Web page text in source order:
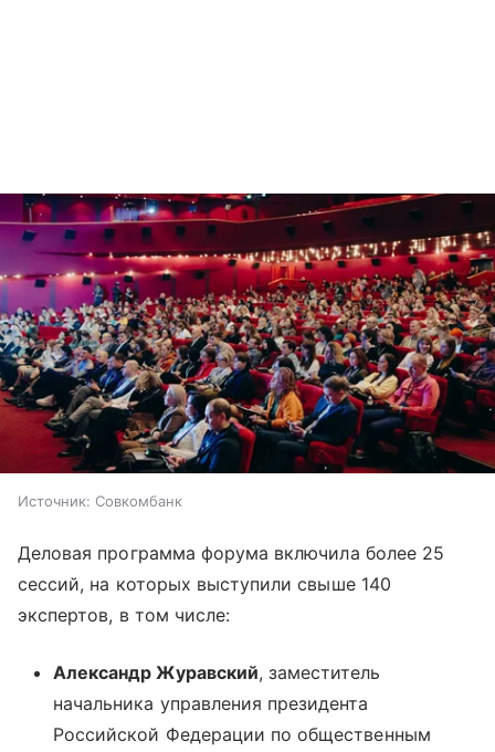
Источник: Совкомбанк
Деловая программа форума включила более 25
сессий, на которых выступили свыше 140
экспертов, в том числе:
Александр Журавский, заместитель
начальника управления президента
Российской Федерации по общественным